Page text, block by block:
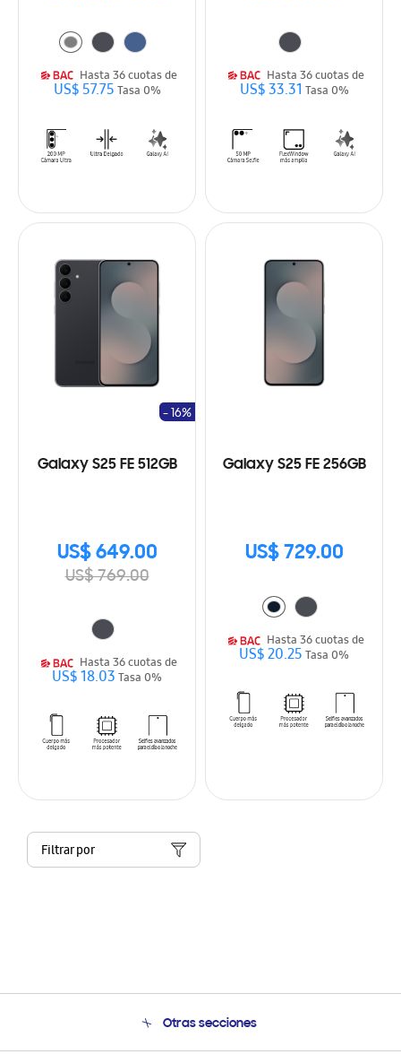
Hasta 36 cuotas de
US$ 57.75Tasa 0%
Hasta 36 cuotas de
US$ 33.31 Tasa 0%
Galaxy S25 FE 512GB
US$ 649.00
US$ 769.00
- 16%
Hasta 36 cuotas de
US$ 18.03Tasa 0%
Galaxy S25 FE 256GB
US$ 729.00
Hasta 36 cuotas de
US$ 20.25Tasa 0%
Filtrar por
Otras secciones